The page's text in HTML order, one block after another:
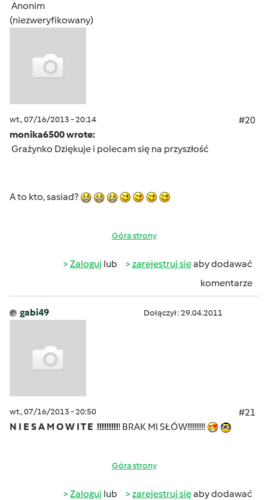
Anonim
(niezweryfikowany)
wt., 07/16/2013 - 20:14
#20
monika6500 wrote:
Grażynko Dziękuje i polecam się na przyszłość
A to kto, sasiad?
Góra strony
Zaloguj lub zarejestruj sięaby dodawać
komentarze
gabi49 Dołączył : 29.04.2011
wt., 07/16/2013 - 20:50
#21
N I E S A M O W I T E !!!!!!!!!! BRAK MI SŁÓW!!!!!!!!!!
Góra strony
Zaloguj lub zarejestruj sięaby dodawać